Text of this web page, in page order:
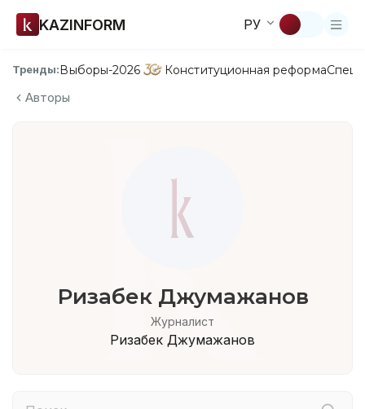
KAZINFORM РУ
Тренды:Выборы-2026 Конституционная реформа
Авторы
Ризабек Джумажанов
Журналист
Ризабек Джумажанов